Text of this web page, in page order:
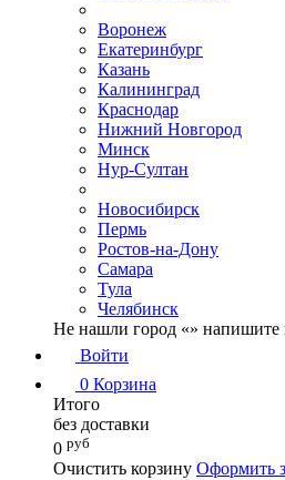
Воронеж
Екатеринбург
Казань
Калининград
Краснодар
Нижний Новгород
Минск
Нур-Султан
Новосибирск
Пермь
Ростов-на-Дону
Самара
Тула
Челябинск
Не нашли город «» напишите
Войти
0 Корзина
Итого
без доставки
0 руб
Очистить корзину Оформить